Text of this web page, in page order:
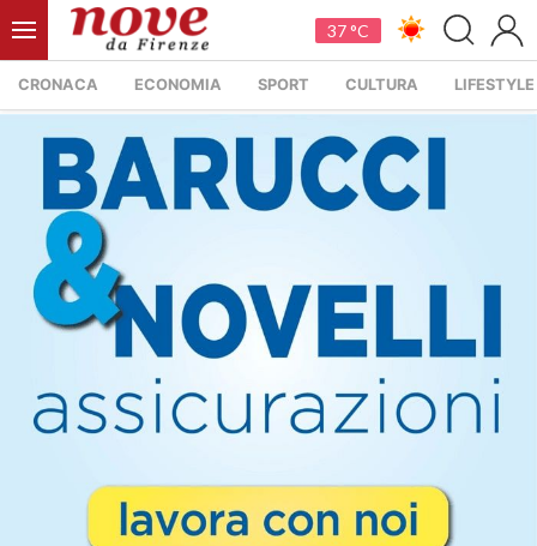
37 °C
CRONACA ECONOMIA SPORT CULTURA LIFESTYLE